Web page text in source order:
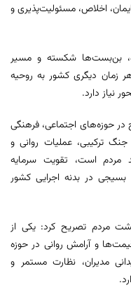
اخلاص، مسئولیت‌پذیری و
بن‌بست‌ها شکسته و مسیر
زمان دیگری کشور به روحیه
نیاز دارد.
در حوزه‌های اجتماعی، فرهنگی
ترکیبی، عملیات روانی و
مردم است، تقویت سرمایه
در بدنه اجرایی کشور
مردم تصریح کرد: یکی از
و آرامش روانی در حوزه
مدیران، نظارت مستمر و